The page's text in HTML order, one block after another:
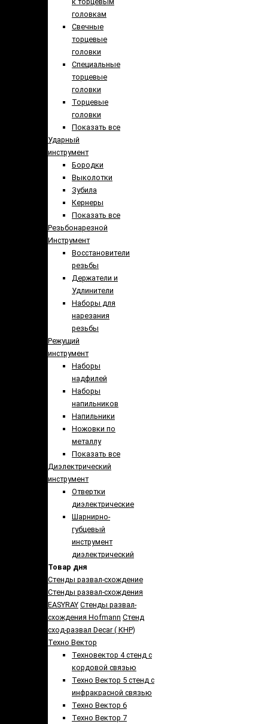
головкам
Свечные
торцевые
головки
Специальные
торцевые
головки
Торцевые
головки
Показать все
Ударный
инструмент
Бородки
Выколотки
Зубила
Кернеры
Показать все
Резьбонарезной
Инструмент
Восстановители
резьбы
Держатели и
Удлинители
Наборы для
нарезания
резьбы
Режущий
инструмент
Наборы
надфилей
Наборы
напильников
Напильники
Ножовки по
металлу
Показать все
Диэлектрический
инструмент
Отвертки
диэлектрические
Шарнирно-
губцевый
инструмент
диэлектрический
Товар дня
Стенды развал-схождение
Стенды развал-схождения
EASYRAY Стенды развал-
схождения Hofmann Стенд
сход-развал Decar ( КНР)
Техно Вектор
Техновектор 4 стенд с
кордовой связью
Техно Вектор 5 стенд с
инфракрасной связью
Техно Вектор 6
Техно Вектор 7